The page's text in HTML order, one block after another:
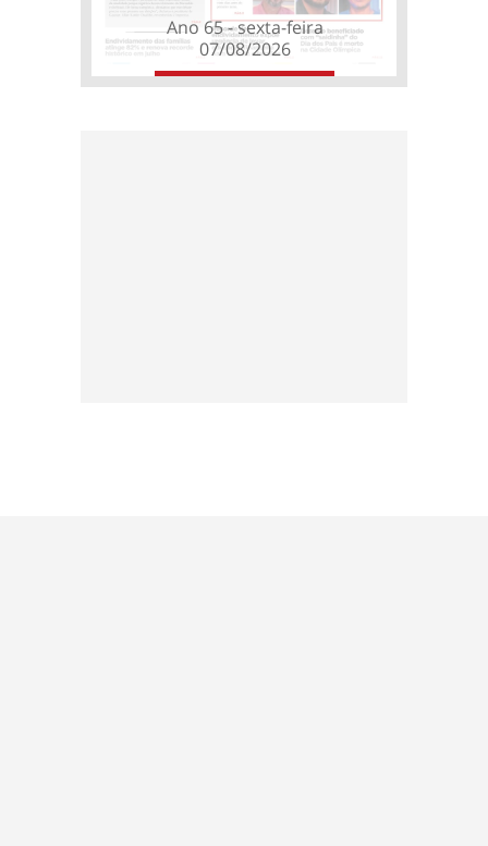
Ano 65 - sexta-feira
07/08/2026